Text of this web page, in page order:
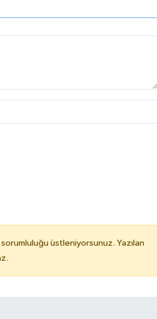
üstleniyorsunuz. Yazılan